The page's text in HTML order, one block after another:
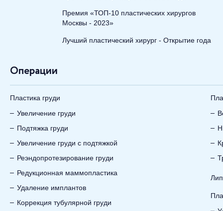
Премия «ТОП-10 пластических хирургов
Москвы - 2023»
Лучший пластический хирург - Открытие года
Операции
Пластика груди
Увеличение груди
Подтяжка груди
Увеличение груди с подтяжкой
Реэндопротезирование груди
Редукционная маммопластика
Удаление имплантов
Коррекция тубулярной груди